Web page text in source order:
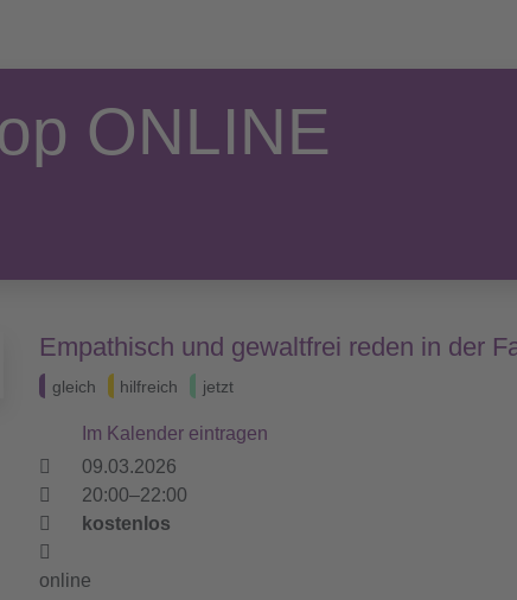
ONLINE
Empathisch und gewaltfrei reden in der
gleich hilfreich jetzt
Im Kalender eintragen
09.03.2026
20:00–22:00
kostenlos
online